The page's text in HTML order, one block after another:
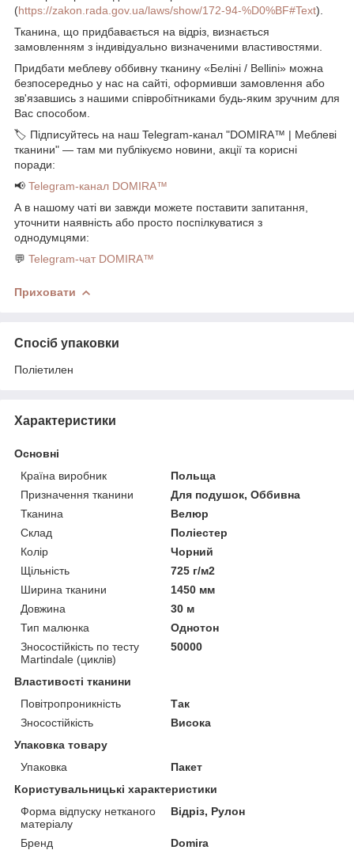
(https://zakon.rada.gov.ua/laws/show/172-94-%D0%BF#Text).
Тканина, що придбавається на відріз, визнається
замовленням з індивідуально визначеними властивостями.
Придбати меблеву оббивну тканину «Беліні / Bellini» можна
безпосередньо у нас на сайті, оформивши замовлення або
зв'язавшись з нашими співробітниками будь-яким зручним для
Вас способом.
🏷️ Підписуйтесь на наш Telegram-канал "DOMIRA™ | Меблеві
тканини" — там ми публікуємо новини, акції та корисні
поради:
📢 Telegram-канал DOMIRA™
А в нашому чаті ви завжди можете поставити запитання,
уточнити наявність або просто поспілкуватися з
однодумцями:
💬 Telegram-чат DOMIRA™
Приховати
Спосіб упаковки
Поліетилен
Характеристики
Основні
Країна виробник
Польща
Призначення тканини
Для подушок, Оббивна
Тканина
Велюр
Склад
Поліестер
Колір
Чорний
Щільність
725 г/м2
Ширина тканини
1450 мм
Довжина
30 м
Тип малюнка
Однотон
Зносостійкість по тесту
Martindale (циклів)
50000
Властивості тканини
Повітропроникність
Так
Зносостійкість
Висока
Упаковка товару
Упаковка
Пакет
Користувальницькі характеристики
Форма відпуску нетканого
матеріалу
Відріз, Рулон
Бренд Domira